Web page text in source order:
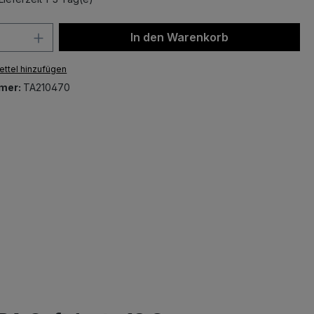
Anzahl: Gib den gewünschten Wert
In den Warenkorb
hinzufügen
TA210470